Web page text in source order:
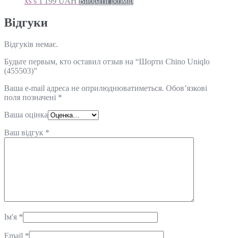
Відгуки
Відгуків немає.
Будьте первым, кто оставил отзыв на “Шорти Chino Uniqlo
(455503)”
Ваша e-mail адреса не оприлюднюватиметься. Обов’язкові
поля позначені *
Ваша оцінка
Ваш відгук *
Ім'я *
Email *